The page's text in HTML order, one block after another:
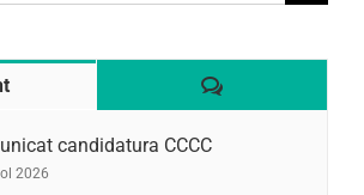
Comentaris
candidatura CCCC
2026